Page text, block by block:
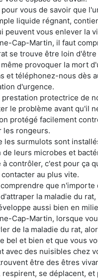
vous de savoir que
liquide régnant,
peuvent vous enlever la
Cap-Martin, il faut
se trouve être loin
provoquer la mort
et téléphonez-nous dès
d'urgence.
prestation protectrice de
le problème avant qu'il
protégé facilement
les rongeurs.
les surmulots sont
de leurs microbes et
à contrôler, c'est pour ça
au plus vite.
que
la maladie du
aussi bien en
Cap-Martin, lorsque
de la maladie du rat,
bel et bien et que vous
avec des nuisibles chez
être des êtres
se déplacent, et